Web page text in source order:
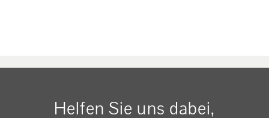
Helfen Sie uns dabei,